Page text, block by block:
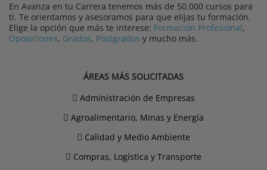
En Avanza en tu Carrera tenemos más de 50.000 cursos para
ti. Te orientamos y asesoramos para que elijas tu formación.
Elige la opción que más te interese: Formación Profesional,
Oposiciones, Grados, Postgrados y mucho más.
ÁREAS MÁS SOLICITADAS
Administración de Empresas
Agroalimentario, Minas y Energía
Calidad y Medio Ambiente
Compras, Logística y Transporte